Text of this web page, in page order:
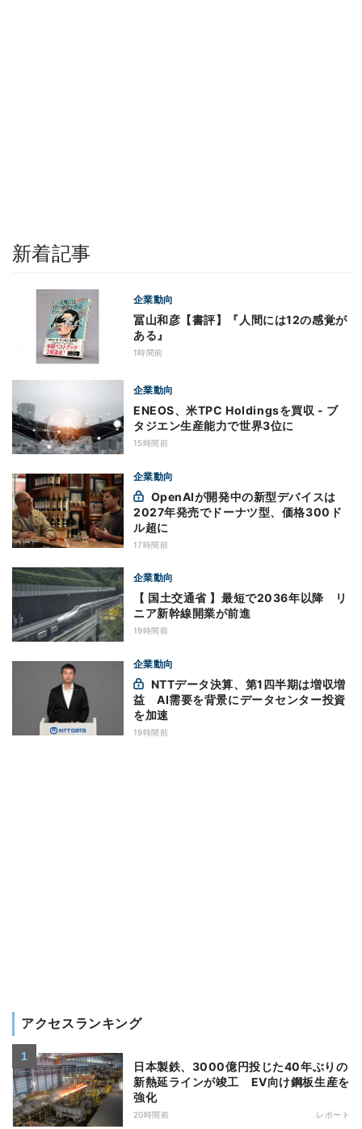
新着記事
企業動向
冨山和彦【書評】『人間には12の感覚が
ある』
1時間前
企業動向
ENEOS、米TPC Holdingsを買収 - ブ
タジエン生産能力で世界3位に
15時間前
企業動向
2027年発売でドーナツ型、価格300ド
ル超に
17時間前
企業動向
【 国土交通省 】最短で2036年以降 リ
ニア新幹線開業が前進
19時間前
企業動向
益 AI需要を背景にデータセンター投資
を加速
19時間前
アクセスランキング
日本製鉄、3000億円投じた40年ぶりの
新熱延ラインが竣工 EV向け鋼板生産を
強化
20時間前 レポート